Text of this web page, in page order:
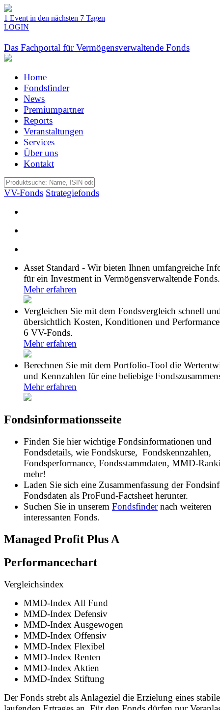
1 Event in den nächsten 7 Tagen
LOGIN
Das Fachportal für Vermögensverwaltende Fonds
Home
Fondsfinder
News
Premiumpartner
Reports
Veranstaltungen
Services
Über uns
Kontakt
VV-Fonds Strategiefonds
Asset Standard - Wir bieten Ihnen umfangreiche
für ein Investment in Vermögensverwaltende Fonds.
Mehr erfahren
Vergleichen Sie mit dem Fondsvergleich schnell
übersichtlich Kosten, Konditionen und
6 VV-Fonds.
Mehr erfahren
Berechnen Sie mit dem Portfolio-Tool die
und Kennzahlen für eine beliebige
Mehr erfahren
Fondsinformationsseite
Finden Sie hier wichtige Fondsinformationen und
Fondsdetails, wie Fondskurse, Fondskennzahlen,
Fondsperformance, Fondsstammdaten, MMD-
mehr!
Laden Sie sich eine Zusammenfassung der
Fondsdaten als ProFund-Factsheet herunter.
Suchen Sie in unserem Fondsfindernach weiteren
interessanten Fonds.
Managed Profit Plus A
Performancechart
Vergleichsindex
MMD-Index All Fund
MMD-Index Defensiv
MMD-Index Ausgewogen
MMD-Index Offensiv
MMD-Index Flexibel
MMD-Index Renten
MMD-Index Aktien
MMD-Index Stiftung
Der Fonds strebt als Anlageziel die Erzielung eines